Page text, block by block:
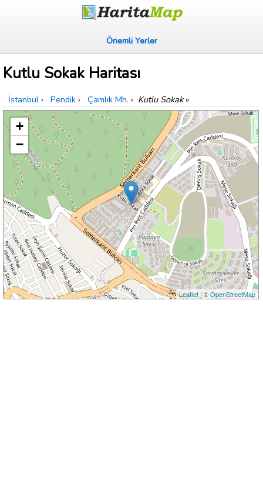
Önemli Yerler
Kutlu Sokak Haritası
İstanbul › Pendik › Çamlık Mh. › Kutlu Sokak»
+
−
Leaflet| ©OpenStreetMap